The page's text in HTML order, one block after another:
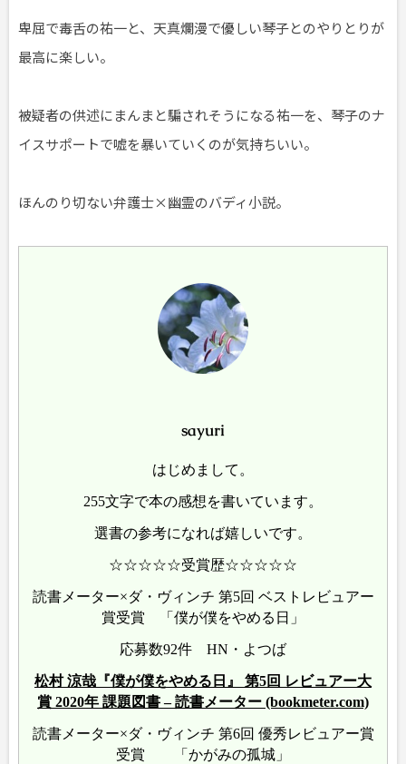
卑屈で毒舌の祐一と、天真爛漫で優しい琴子とのやりとりが
最高に楽しい。
被疑者の供述にまんまと騙されそうになる祐一を、琴子のナ
イスサポートで嘘を暴いていくのが気持ちいい。
ほんのり切ない弁護士×幽霊のバディ小説。
sayuri
はじめまして。
255文字で本の感想を書いています。
選書の参考になれば嬉しいです。
☆☆☆☆☆受賞歴☆☆☆☆☆
読書メーター×ダ・ヴィンチ 第5回 ベストレビュアー
賞受賞 「僕が僕をやめる日」
応募数92件 HN・よつば
松村 涼哉『僕が僕をやめる日』 第5回 レビュアー大
賞 2020年 課題図書 – 読書メーター (bookmeter.com)
読書メーター×ダ・ヴィンチ 第6回 優秀レビュアー賞
受賞 「かがみの孤城」